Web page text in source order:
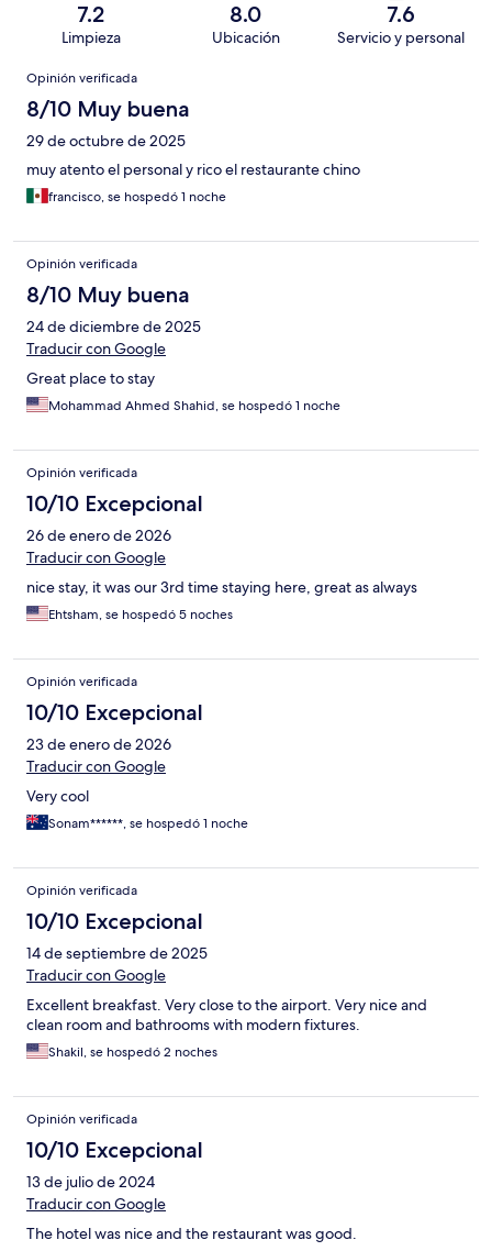
7.2
Limpieza
8.0
Ubicación
7.6
Servicio y personal
Opiniones
Opinión verificada
8/10 Muy buena
29 de octubre de 2025
muy atento el personal y rico el restaurante chino
francisco, se hospedó 1 noche
Opinión verificada
8/10 Muy buena
24 de diciembre de 2025
Traducir con Google
Great place to stay
Mohammad Ahmed Shahid, se hospedó 1 noche
Opinión verificada
10/10 Excepcional
26 de enero de 2026
Traducir con Google
nice stay, it was our 3rd time staying here, great as always
Ehtsham, se hospedó 5 noches
Opinión verificada
10/10 Excepcional
23 de enero de 2026
Traducir con Google
Very cool
Sonam******, se hospedó 1 noche
Opinión verificada
10/10 Excepcional
14 de septiembre de 2025
Traducir con Google
Excellent breakfast. Very close to the airport. Very nice and
clean room and bathrooms with modern fixtures.
Shakil, se hospedó 2 noches
Opinión verificada
10/10 Excepcional
13 de julio de 2024
Traducir con Google
The hotel was nice and the restaurant was good.